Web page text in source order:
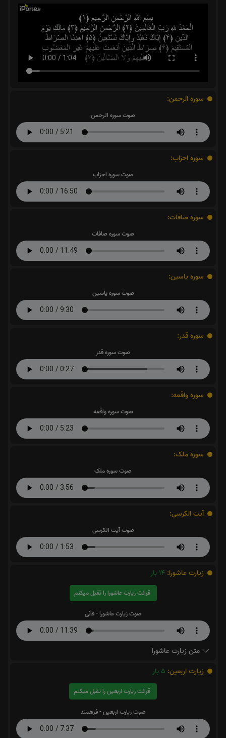
سوره الرحمن:
صوت سوره الرحمن
سوره احزاب:
صوت سوره احزاب
سوره صافات:
صوت سوره صافات
سوره یاسین:
صوت سوره یاسین
سوره قدر:
صوت سوره قدر
سوره واقعه:
صوت سوره واقعه
سوره ملک:
صوت سوره ملک
آیت الکرسی:
صوت آیت الکرسی
زیارت عاشورا: 14 بار
قرائت زیارت عاشورا را تقبل میکنم
صوت زیارت عاشورا - فانی
متن زیارت عاشورا
زیارت اربعین: 5 بار
قرائت زیارت اربعین را تقبل میکنم
صوت زیارت اربعین - فرهمند